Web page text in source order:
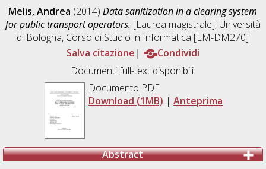
Melis, Andrea (2014)Data sanitization in a clearing system
for public transport operators. [Laurea magistrale], Università
di Bologna, Corso di Studio in Informatica [LM-DM270]
Salva citazione
Condividi
Documenti full-text disponibili:
Documento PDF
Download (1MB) | Anteprima
Abstract